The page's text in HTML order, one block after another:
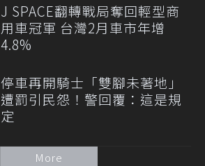
J SPACE翻轉戰局奪回輕型商
用車冠軍 台灣2月車市年增
4.8%
停車再開騎士「雙腳未著地」
遭罰引民怨！警回覆：這是規
定
More